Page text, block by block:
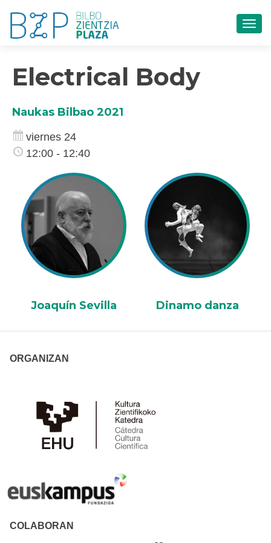
Electrical Body
Naukas Bilbao 2021
viernes 24
12:00 - 12:40
Joaquín Sevilla Dinamo danza
ORGANIZAN
COLABORAN